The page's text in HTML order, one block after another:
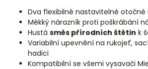
Dva flexibilně nastavitelné otočné
Měkký nárazník proti poškrábání
Hustá směs přírodních štětin k
Variabilní upevnění na rukojeť,
hadici
Kompatibilní se všemi vysavači